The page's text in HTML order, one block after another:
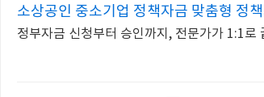
소상공인 중소기업 정책자금 맞춤형 정
정부자금 신청부터 승인까지, 전문가가 1:1로